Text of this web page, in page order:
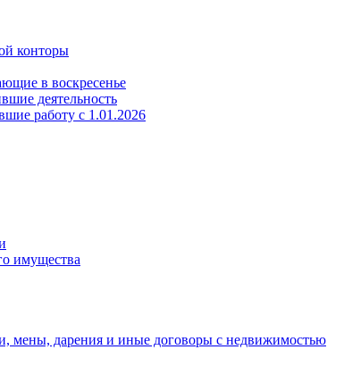
конторы
в воскресенье
деятельность
работу с 1.01.2026
имущества
мены, дарения и иные договоры с недвижимостью